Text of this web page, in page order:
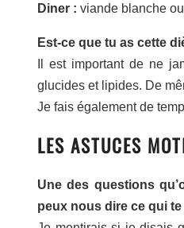
Diner : viande blanche
Est-ce que tu as cette
Il est important de ne
glucides et lipides. De
Je fais également de
LES ASTUCES
Une des questions
peux nous dire ce qui